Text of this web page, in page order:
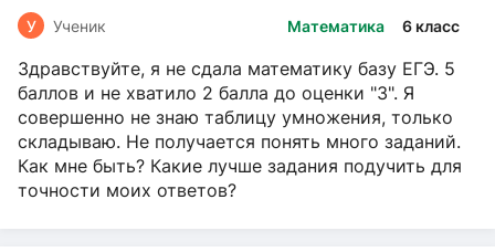
Математика 6 класс
У Ученик
Здравствуйте, я не сдала математику базу ЕГЭ. 5
баллов и не хватило 2 балла до оценки "3". Я
совершенно не знаю таблицу умножения, только
складываю. Не получается понять много заданий.
Как мне быть? Какие лучше задания подучить для
точности моих ответов?